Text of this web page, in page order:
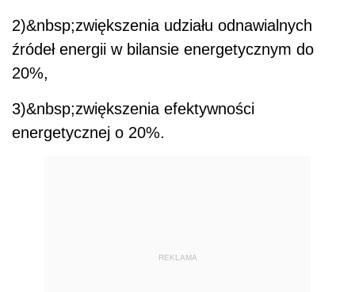
2)&nbsp;zwiększenia udziału odnawialnych
źródeł energii w bilansie energetycznym do
20%,
3)&nbsp;zwiększenia efektywności
energetycznej o 20%.
REKLAMA